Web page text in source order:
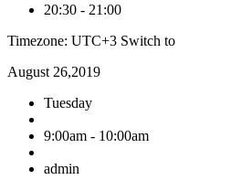
20:30 - 21:00
Timezone: UTC+3 Switch to
August 26,2019
Tuesday
9:00am - 10:00am
admin